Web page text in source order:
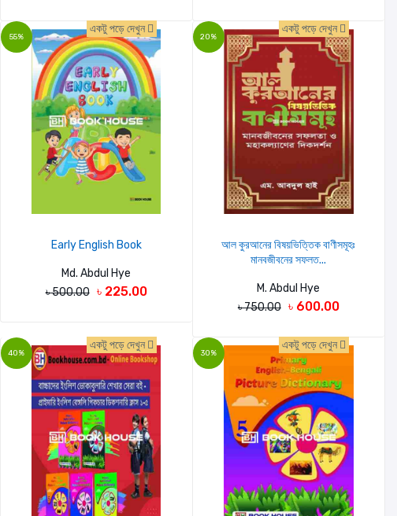
55%
একটু পড়ে দেখুন
Early English Book
Md. Abdul Hye
৳ 500.00 ৳ 225.00
20%
একটু পড়ে দেখুন
আল কুরআনের বিষয়ভিত্তিক বাণীসমূহঃ
মানবজীবনের সফলত...
M. Abdul Hye
৳ 750.00 ৳ 600.00
40%
একটু পড়ে দেখুন
30%
একটু পড়ে দেখুন